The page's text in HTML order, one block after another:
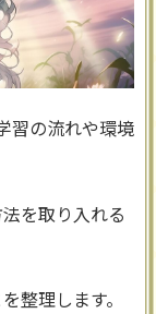
習の流れや環境
を取り入れる
整理します。